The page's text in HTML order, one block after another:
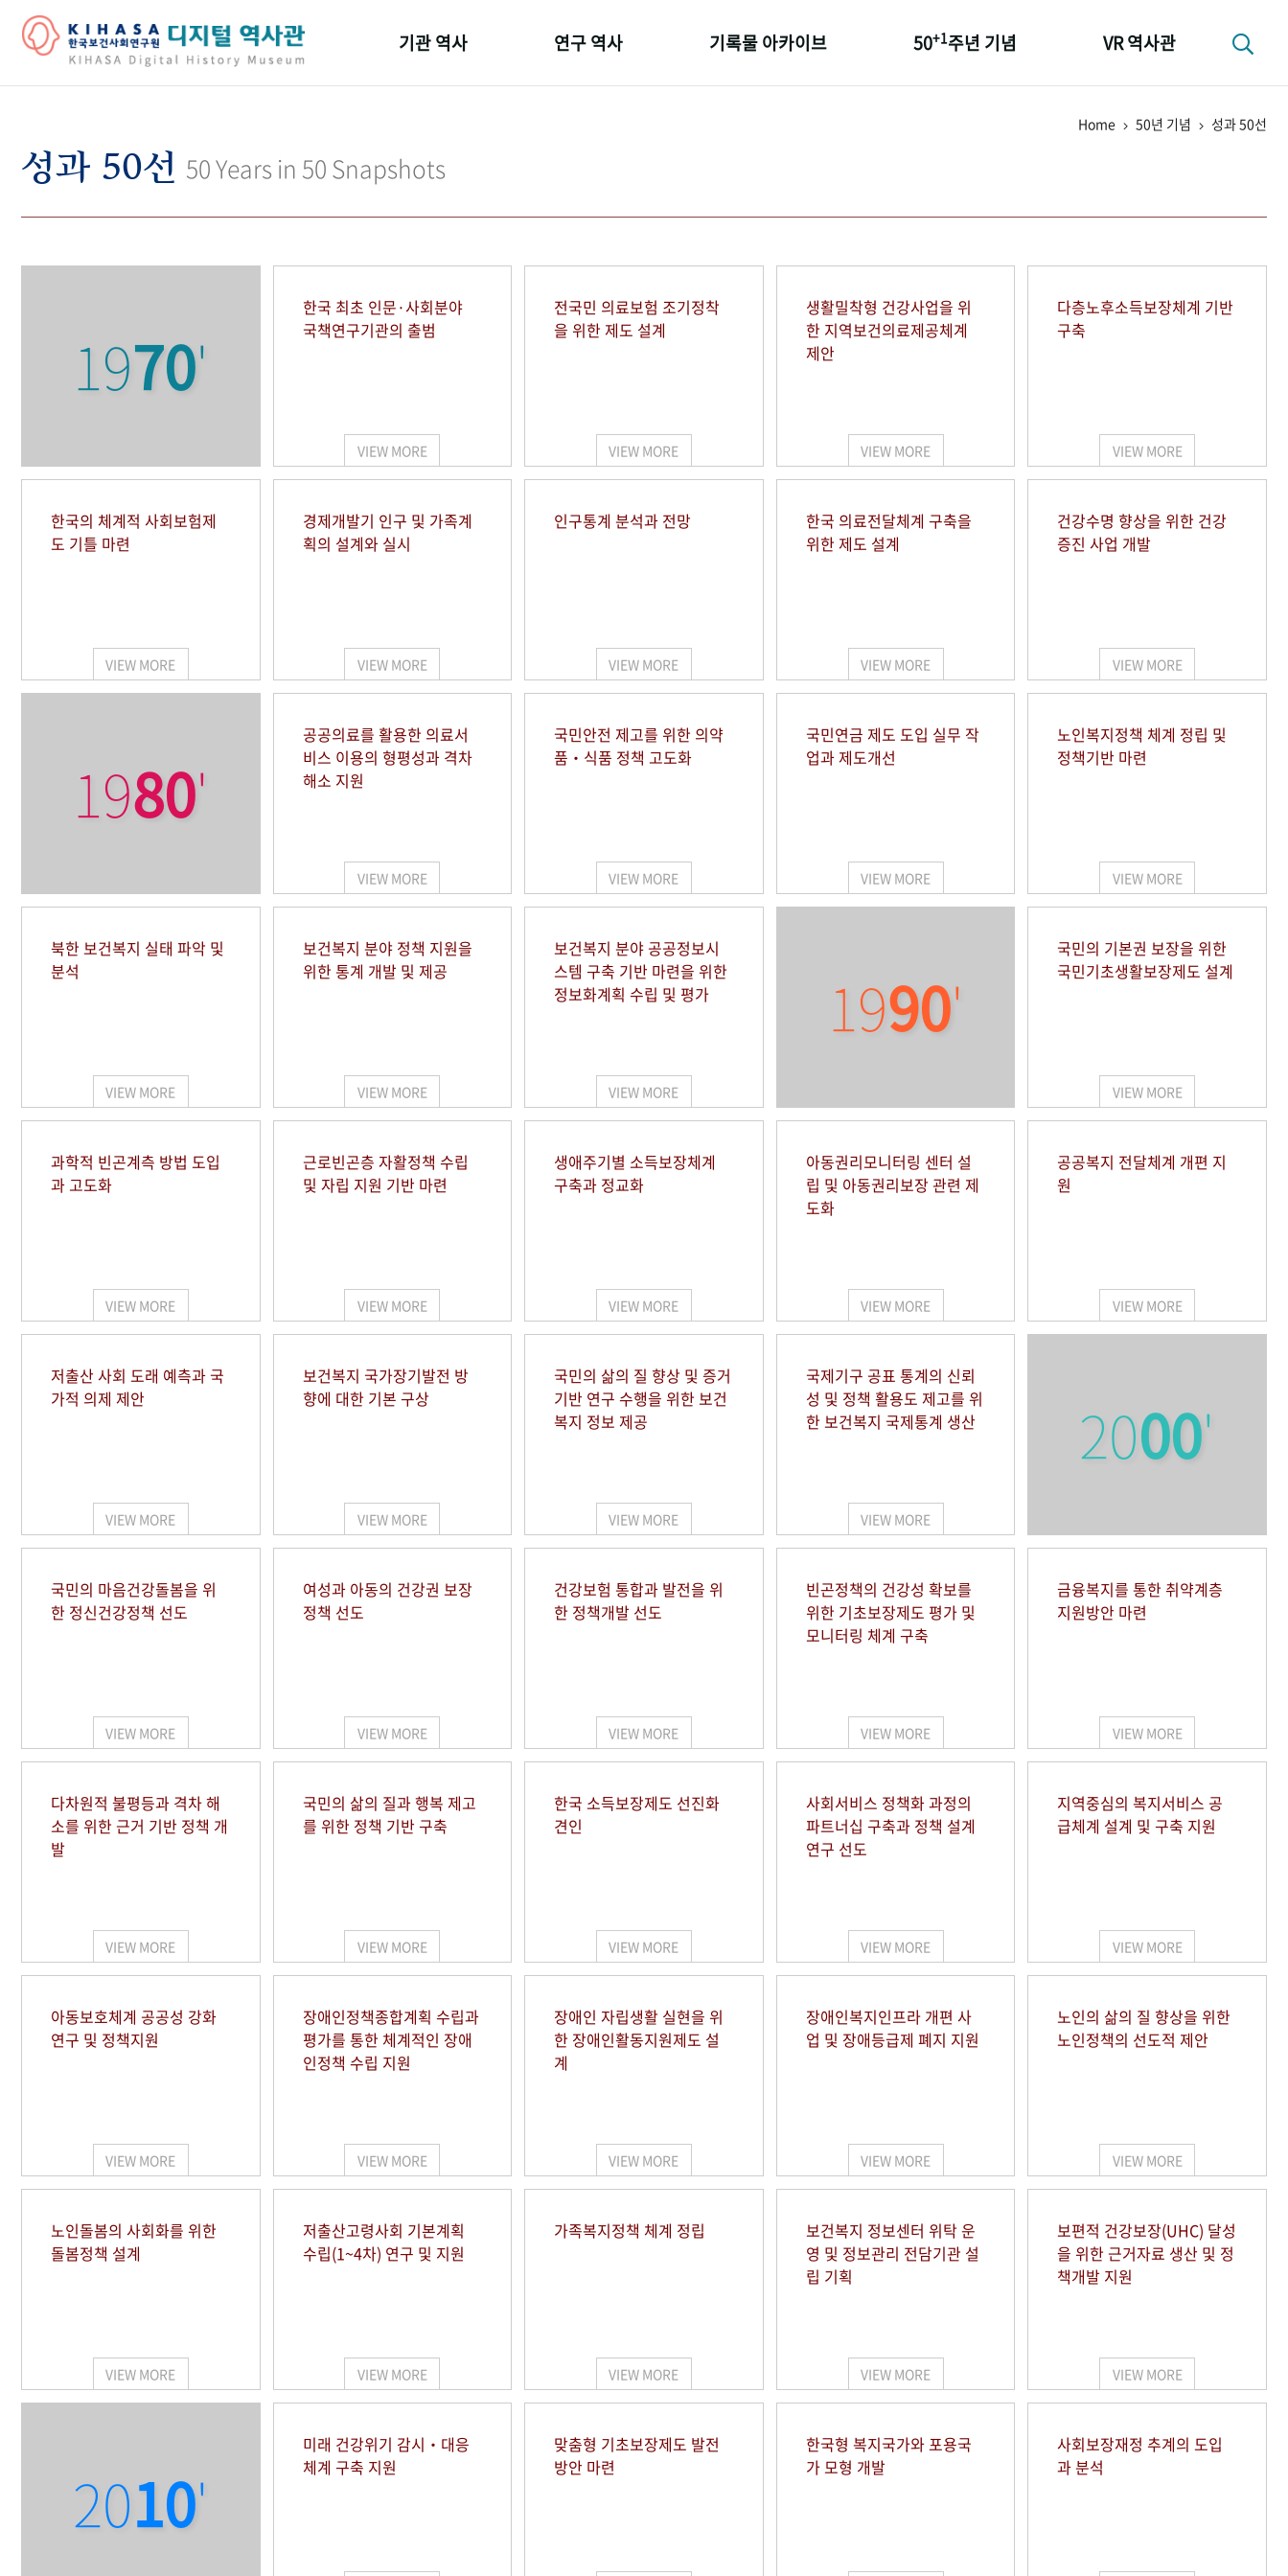
기관 역사
기관 변천사
연구 역사 기록물 아카이브 50+1주년 기념 VR 역사관
Home 50년 기념 성과 50선
성과 50선 50 Years in 50 Snapshots
1970'
한국 최초 인문·사회분야
국책연구기관의 출범
VIEW MORE
전국민 의료보험 조기정착
을 위한 제도 설계
VIEW MORE
생활밀착형 건강사업을 위
한 지역보건의료제공체계
제안
VIEW MORE
다층노후소득보장체계 기반
구축
VIEW MORE
한국의 체계적 사회보험제
도 기틀 마련
VIEW MORE
경제개발기 인구 및 가족계
획의 설계와 실시
VIEW MORE
인구통계 분석과 전망
VIEW MORE
한국 의료전달체계 구축을
위한 제도 설계
VIEW MORE
건강수명 향상을 위한 건강
증진 사업 개발
VIEW MORE
1980'
공공의료를 활용한 의료서
비스 이용의 형평성과 격차
해소 지원
VIEW MORE
국민안전 제고를 위한 의약
품‧식품 정책 고도화
VIEW MORE
국민연금 제도 도입 실무 작
업과 제도개선
VIEW MORE
노인복지정책 체계 정립 및
정책기반 마련
VIEW MORE
북한 보건복지 실태 파악 및
분석
VIEW MORE
보건복지 분야 정책 지원을
위한 통계 개발 및 제공
VIEW MORE
보건복지 분야 공공정보시
스템 구축 기반 마련을 위한
정보화계획 수립 및 평가
VIEW MORE
1990'
국민의 기본권 보장을 위한
국민기초생활보장제도 설계
VIEW MORE
과학적 빈곤계측 방법 도입
과 고도화
VIEW MORE
근로빈곤층 자활정책 수립
및 자립 지원 기반 마련
VIEW MORE
생애주기별 소득보장체계
구축과 정교화
VIEW MORE
아동권리모니터링 센터 설
립 및 아동권리보장 관련 제
도화
VIEW MORE
공공복지 전달체계 개편 지
원
VIEW MORE
저출산 사회 도래 예측과 국
가적 의제 제안
VIEW MORE
보건복지 국가장기발전 방
향에 대한 기본 구상
VIEW MORE
국민의 삶의 질 향상 및 증거
기반 연구 수행을 위한 보건
복지 정보 제공
VIEW MORE
국제기구 공표 통계의 신뢰
성 및 정책 활용도 제고를 위
한 보건복지 국제통계 생산
VIEW MORE
2000'
국민의 마음건강돌봄을 위
한 정신건강정책 선도
VIEW MORE
여성과 아동의 건강권 보장
정책 선도
VIEW MORE
건강보험 통합과 발전을 위
한 정책개발 선도
VIEW MORE
빈곤정책의 건강성 확보를
위한 기초보장제도 평가 및
모니터링 체계 구축
VIEW MORE
금융복지를 통한 취약계층
지원방안 마련
VIEW MORE
다차원적 불평등과 격차 해
소를 위한 근거 기반 정책 개
발
VIEW MORE
국민의 삶의 질과 행복 제고
를 위한 정책 기반 구축
VIEW MORE
한국 소득보장제도 선진화
견인
VIEW MORE
사회서비스 정책화 과정의
파트너십 구축과 정책 설계
연구 선도
VIEW MORE
지역중심의 복지서비스 공
급체계 설계 및 구축 지원
VIEW MORE
아동보호체계 공공성 강화
연구 및 정책지원
VIEW MORE
장애인정책종합계획 수립과
평가를 통한 체계적인 장애
인정책 수립 지원
VIEW MORE
장애인 자립생활 실현을 위
한 장애인활동지원제도 설
계
VIEW MORE
장애인복지인프라 개편 사
업 및 장애등급제 폐지 지원
VIEW MORE
노인의 삶의 질 향상을 위한
노인정책의 선도적 제안
VIEW MORE
노인돌봄의 사회화를 위한
돌봄정책 설계
VIEW MORE
저출산고령사회 기본계획
수립(1~4차) 연구 및 지원
VIEW MORE
가족복지정책 체계 정립
VIEW MORE
보건복지 정보센터 위탁 운
영 및 정보관리 전담기관 설
립 기획
VIEW MORE
보편적 건강보장(UHC) 달성
을 위한 근거자료 생산 및 정
책개발 지원
VIEW MORE
2010'
미래 건강위기 감시‧대응
체계 구축 지원
맞춤형 기초보장제도 발전
방안 마련
한국형 복지국가와 포용국
가 모형 개발
사회보장재정 추계의 도입
과 분석